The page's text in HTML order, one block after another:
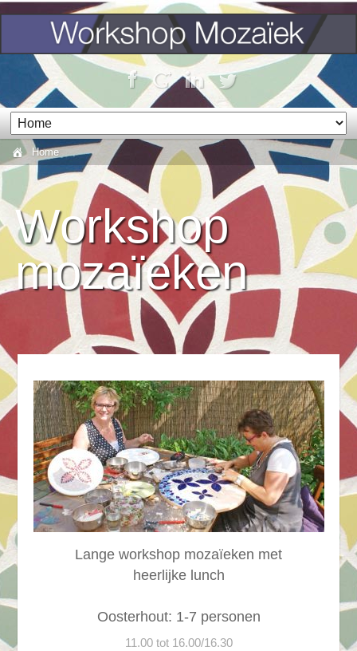
Home
Workshop
mozaïeken
Lange workshop mozaïeken met
heerlijke lunch
Oosterhout: 1-7 personen
11.00 tot 16.00/16.30